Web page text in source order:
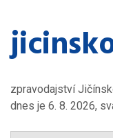
zpravodajství
dnes je 6. 8. 2026,